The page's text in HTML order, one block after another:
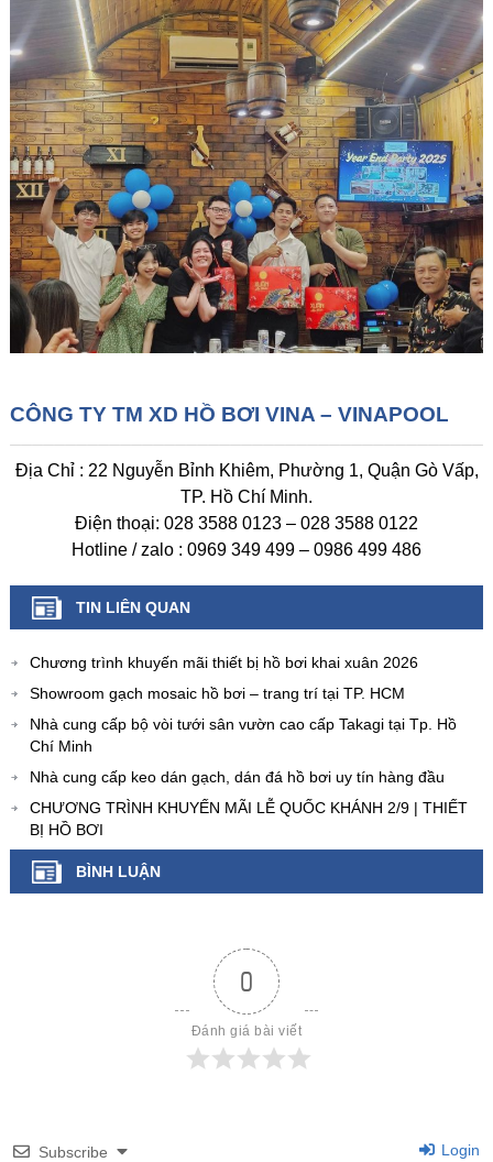
CÔNG TY TM XD HỒ BƠI VINA – VINAPOOL
Địa Chỉ : 22 Nguyễn Bỉnh Khiêm, Phường 1, Quận Gò Vấp,
TP. Hồ Chí Minh.
Điện thoại: 028 3588 0123 – 028 3588 0122
Hotline / zalo : 0969 349 499 – 0986 499 486
TIN LIÊN QUAN
Chương trình khuyến mãi thiết bị hồ bơi khai xuân 2026
Showroom gạch mosaic hồ bơi – trang trí tại TP. HCM
Nhà cung cấp bộ vòi tưới sân vườn cao cấp Takagi tại Tp. Hồ
Chí Minh
Nhà cung cấp keo dán gạch, dán đá hồ bơi uy tín hàng đầu
CHƯƠNG TRÌNH KHUYẾN MÃI LỄ QUỐC KHÁNH 2/9 | THIẾT
BỊ HỒ BƠI
BÌNH LUẬN
0
Đánh giá bài viết
Subscribe Login